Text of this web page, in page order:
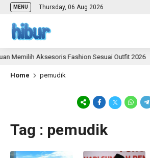
MENU Thursday, 06 Aug 2026
Memilih Aksesoris Fashion Sesuai Outfit 2026
Home pemudik
Tag : pemudik